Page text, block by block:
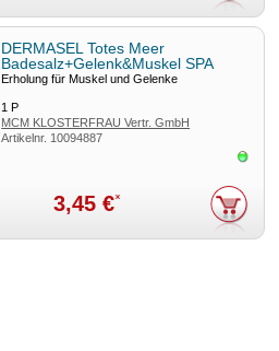
DERMASEL Totes Meer
Badesalz+Gelenk&Muskel SPA
Erholung für Muskel und Gelenke
1P
MCM KLOSTERFRAU Vertr. GmbH
Artikelnr. 10094887
3,45 €*